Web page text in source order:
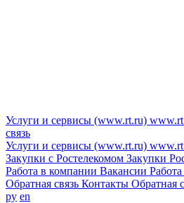
Услуги и сервисы (www.rt.ru)
связь
Услуги и сервисы (www.rt.ru)
Закупки с Ростелекомом Закупки
Работа в компании Вакансии
Обратная связь Контакты Обратная
ру en